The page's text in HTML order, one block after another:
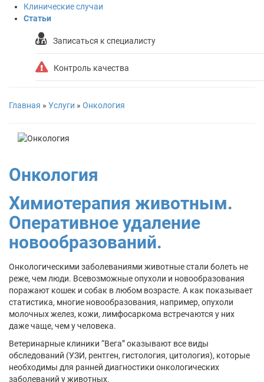
Клинические случаи
Статьи
Записаться к специалисту
Контроль качества
Главная » Услуги » Онкология
Онкология
Химиотерапия животным.
Оперативное удаление
новообразований.
Онкологическими заболеваниями животные стали болеть не
реже, чем люди. Всевозможные опухоли и новообразования
поражают кошек и собак в любом возрасте. А как показывает
статистика, многие новообразования, например, опухоли
молочных желез, кожи, лимфосаркома встречаются у них
даже чаще, чем у человека.
Ветеринарные клиники “Вега” оказывают все виды
обследований (УЗИ, рентген, гистология, цитология), которые
необходимы для ранней диагностики онкологических
заболеваний у животных.